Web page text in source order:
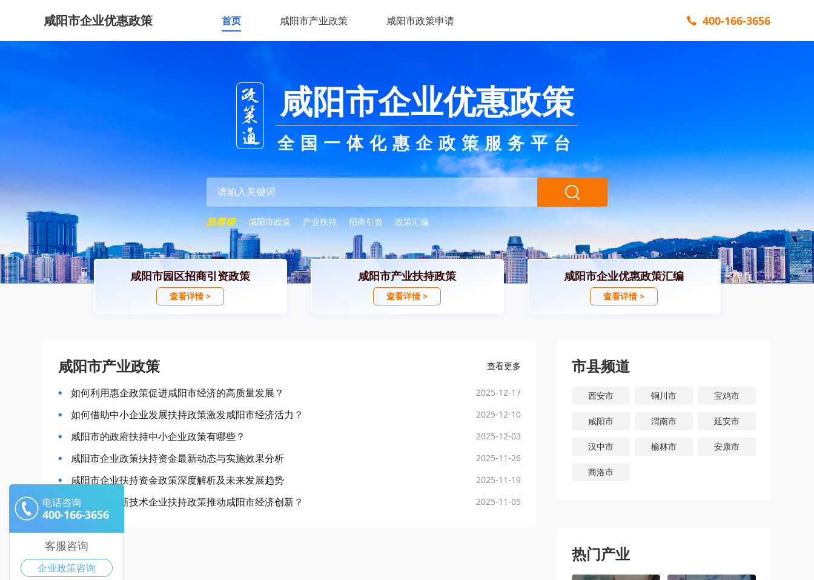
咸阳市企业优惠政策 首页 咸阳市产业政策 咸阳市政策申请 400-166-3656
咸阳市企业优惠政策
全国一体化惠企政策服务平台
咸阳市政策 产业扶持 招商引资 政策汇编
咸阳市园区招商引资政策
查看详情 >
咸阳市产业扶持政策
查看详情 >
咸阳市企业优惠政策汇编
查看详情 >
咸阳市产业政策 查看更多
如何利用惠企政策促进咸阳市经济的高质量发展？ 2025-12-17
如何借助中小企业发展扶持政策激发咸阳市经济活力？ 2025-12-10
咸阳市的政府扶持中小企业政策有哪些？ 2025-12-03
咸阳市企业政策扶持资金最新动态与实施效果分析 2025-11-26
咸阳市企业扶持资金政策深度解析及未来发展趋势 2025-11-19
如何利用高新技术企业扶持政策推动咸阳市经济创新？ 2025-11-05
市县频道
西安市 铜川市 宝鸡市
咸阳市 渭南市 延安市
汉中市 榆林市 安康市
商洛市
热门产业
电话咨询
400-166-3656
客服咨询
企业政策咨询